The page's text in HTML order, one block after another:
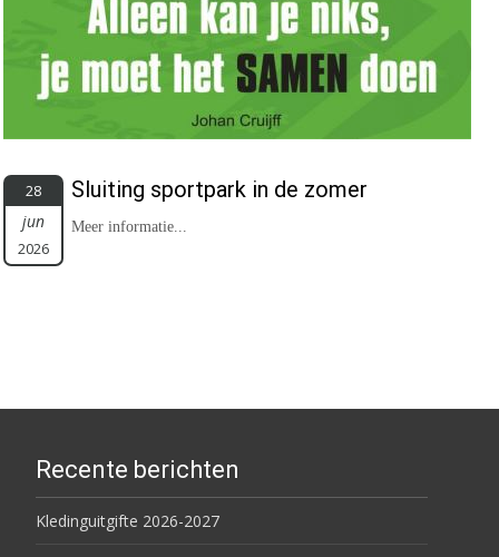
28
jun
2026
Sluiting sportpark in de zomer
Meer informatie...
Recente berichten
Kledinguitgifte 2026-2027